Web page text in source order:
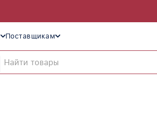
Поставщикам